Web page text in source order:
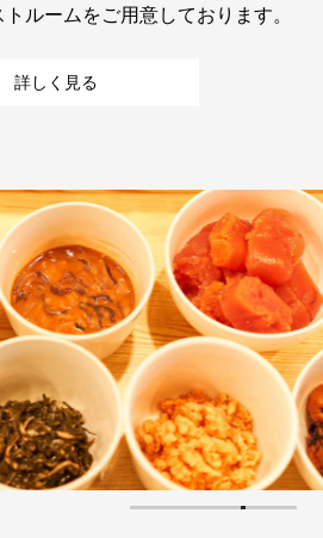
ルームをご用意しております。
詳しく見る